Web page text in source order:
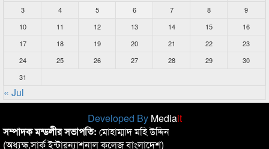
3
4 5 6 7 8
9
10
11 12 13 14 15
16
17
18 19 20 21 22
23
24
25 26 27 28 29
30
31
« Jul
Developed By Mediait
সম্পাদক মন্ডলীর সভাপতি: মোহাম্মাদ মহি উদ্দিন
(অধ্যক্ষ,সার্ক ইন্টারন্যাশনাল কলেজ বাংলাদেশ)